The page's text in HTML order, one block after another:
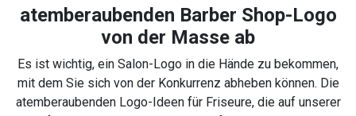
atemberaubenden Barber Shop-Logo
von der Masse ab
Es ist wichtig, ein Salon-Logo in die Hände zu bekommen,
mit dem Sie sich von der Konkurrenz abheben können. Die
atemberaubenden Logo-Ideen für Friseure, die auf unserer